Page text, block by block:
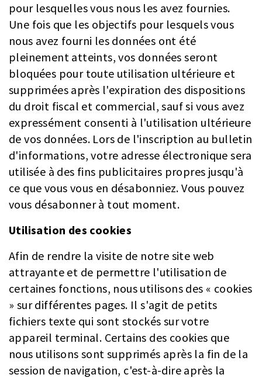
pour lesquelles vous nous les avez fournies.
Une fois que les objectifs pour lesquels vous
nous avez fourni les données ont été
pleinement atteints, vos données seront
bloquées pour toute utilisation ultérieure et
supprimées après l'expiration des dispositions
du droit fiscal et commercial, sauf si vous avez
expressément consenti à l'utilisation ultérieure
de vos données. Lors de l'inscription au bulletin
d'informations, votre adresse électronique sera
utilisée à des fins publicitaires propres jusqu'à
ce que vous vous en désabonniez. Vous pouvez
vous désabonner à tout moment.
Utilisation des cookies
Afin de rendre la visite de notre site web
attrayante et de permettre l'utilisation de
certaines fonctions, nous utilisons des « cookies
» sur différentes pages. Il s'agit de petits
fichiers texte qui sont stockés sur votre
appareil terminal. Certains des cookies que
nous utilisons sont supprimés après la fin de la
session de navigation, c'est-à-dire après la